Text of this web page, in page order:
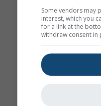
Some vendors may
interest, which you
for a link at the
withdraw consent in